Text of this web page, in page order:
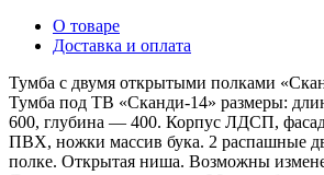
О товаре
Доставка и оплата
Тумба с двумя открытыми полками
Тумба под ТВ «Сканди-14» размеры:
600, глубина — 400. Корпус ЛДСП,
ПВХ, ножки массив бука. 2 распашные
полке. Открытая ниша. Возможны